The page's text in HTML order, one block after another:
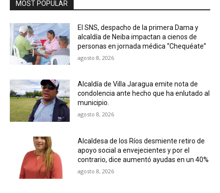
MOST POPULAR
El SNS, despacho de la primera Dama y
alcaldía de Neiba impactan a cienos de
personas en jornada médica “Chequéate”
agosto 8, 2026
Alcaldía de Villa Jaragua emite nota de
condolencia ante hecho que ha enlutado al
municipio.
agosto 8, 2026
Alcaldesa de los Ríos desmiente retiro de
apoyo social a envejecientes y por el
contrario, dice aumentó ayudas en un 40%
agosto 8, 2026